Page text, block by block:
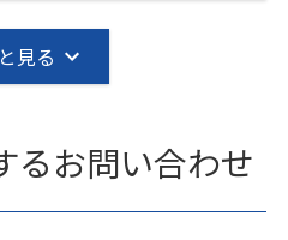
見る
るお問い合わせ